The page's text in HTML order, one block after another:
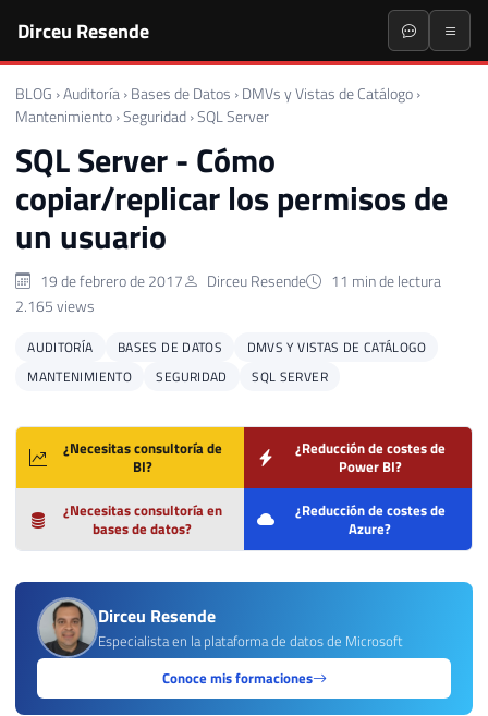
Dirceu Resende
BLOG ›Auditoría › Bases de Datos › DMVs y Vistas de Catálogo ›
Mantenimiento ›Seguridad ›SQL Server
SQL Server - Cómo
copiar/replicar los permisos de
un usuario
19 de febrero de 2017 Dirceu Resende
11 min de lectura
2.165 views
AUDITORÍA BASES DE DATOS
DMVS Y VISTAS DE CATÁLOGO
MANTENIMIENTO
SEGURIDAD SQL SERVER
¿Necesitas consultoría de
BI?
¿Reducción de costes de
Power BI?
¿Necesitas consultoría en
bases de datos?
¿Reducción de costes de
Azure?
Dirceu Resende
Especialista en la plataforma de datos de Microsoft
Conoce mis formaciones